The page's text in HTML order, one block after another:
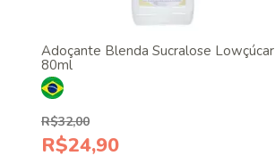
Adoçante Blenda Sucralose Lowçúcar
80ml
R$32,00
R$24,90